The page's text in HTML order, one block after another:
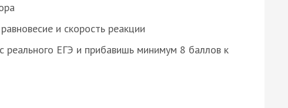
и скорость реакции
ЕГЭ и прибавишь минимум 8 баллов к